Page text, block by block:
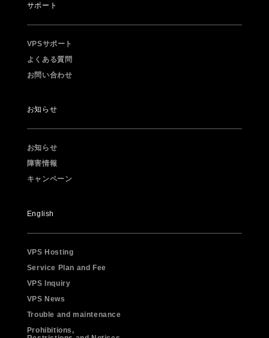
サポート
VPSサポート
よくある質問
お問い合わせ
お知らせ
お知らせ
障害情報
キャンペーン
English
VPS Hosting
Service Plan and Fee
VPS Inquiry
VPS News
Trouble and maintenance
Prohibitions,